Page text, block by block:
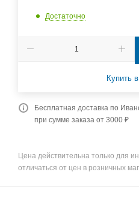
Достаточно
Купить
Бесплатная доставка по
при сумме заказа от 3000 ₽
Цена действительна только для
отличаться от цен в розничных